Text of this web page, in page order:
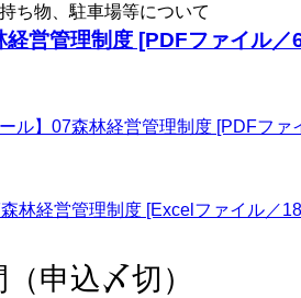
ち物、駐車場等について
経営管理制度 [PDFファイル
ル】07森林経営管理制度 [PDFファ
森林経営管理制度 [Excelファイル／
申込〆切）